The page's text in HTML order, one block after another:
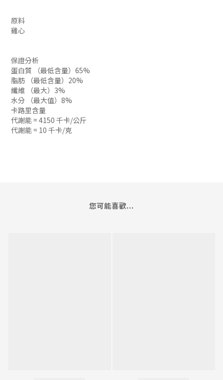
原料
雞心
保證分析
蛋白質 （最低含量）65%
脂肪 （最低含量）20%
纖維 （最大）3%
水分 （最大值）8%
卡路里含量
代謝能 = 4150 千卡/公斤
代謝能 = 10 千卡/克
您可能喜歡...